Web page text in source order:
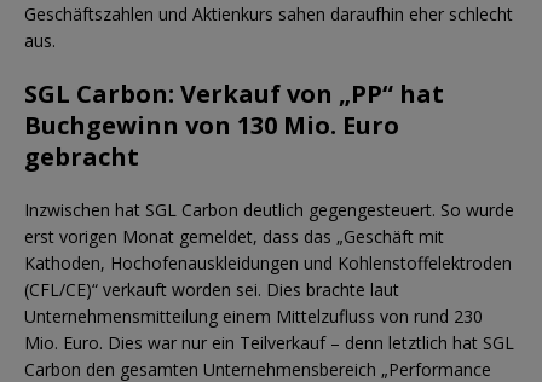
Geschäftszahlen und Aktienkurs sahen daraufhin eher schlecht
aus.
SGL Carbon: Verkauf von „PP“ hat
Buchgewinn von 130 Mio. Euro
gebracht
Inzwischen hat SGL Carbon deutlich gegengesteuert. So wurde
erst vorigen Monat gemeldet, dass das „Geschäft mit
Kathoden, Hochofenauskleidungen und Kohlenstoffelektroden
(CFL/CE)“ verkauft worden sei. Dies brachte laut
Unternehmensmitteilung einem Mittelzufluss von rund 230
Mio. Euro. Dies war nur ein Teilverkauf – denn letztlich hat SGL
Carbon den gesamten Unternehmensbereich „Performance